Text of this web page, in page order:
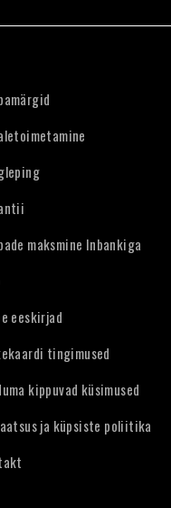
maksmine Inbankiga
eeskirjad
tingimused
kippuvad küsimused
ja küpsiste poliitika